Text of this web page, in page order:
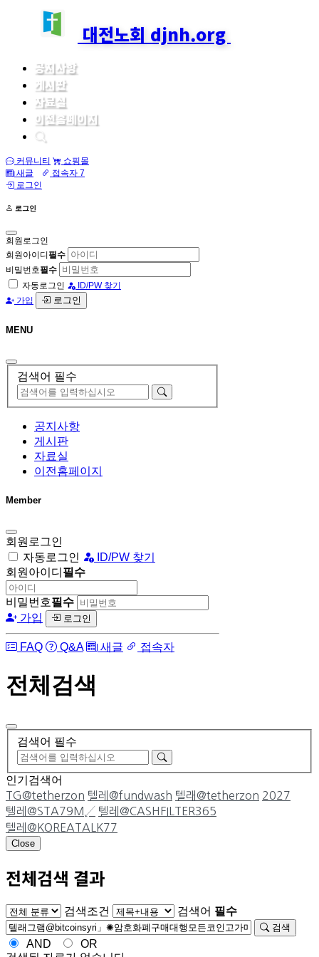
대전노회 djnh.org
공지사항
게시판
자료실
이전홈페이지
커뮤니티
쇼핑몰
새글
접속자 7
로그인
로그인
회원로그인
회원아이디 필수
비밀번호필수
자동로그인
ID/PW 찾기
가입
로그인
MENU
검색어 필수
공지사항
게시판
자료실
이전홈페이지
Member
회원로그인
자동로그인
ID/PW 찾기
회원아이디 필수
비밀번호필수
가입
로그인
FAQ Q&A 새글 접속자
전체검색
검색어 필수
인기검색어
TG@tetherzon 텔레@fundwash 텔래@tetherzon 2027
텔레@STA79M↙ 텔레@CASHFILTER365
텔레@KOREATALK77
Close
전체검색 결과
게시판 그룹선택검색조건 검색어 필수
검색
AND
OR